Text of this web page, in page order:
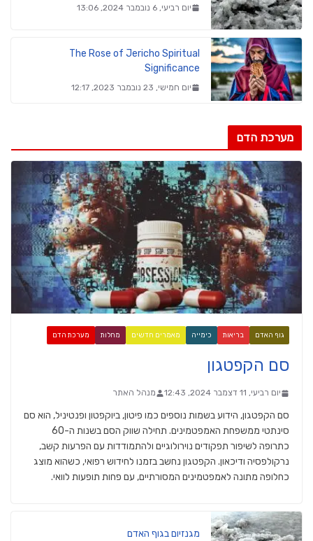
יום רביעי, 6 נובמבר 2024, 13:06
The Rose of Jericho Spiritual
Significance
יום חמישי, 23 נובמבר 2023, 12:17
מערכת הדם
גוף האדם בריאות כימייה מאמרים חדשים מחלות מערכת הדם
סם הקפטגון
יום רביעי, 11 דצמבר 2024, 12:43 מנהל האתר
סם הקפטגון, הידוע בשמות נוספים כמו פיטון, ביוקפטון ופנטיניל, הוא סם
סינתטי ממשפחת האמפטמינים. תחילה שווק הסם בשנות ה-60
כתרופה לשיפור תפקודים נוירולוגיים ולהתמודדות עם הפרעות קשב,
נרקולפסיה ודיכאון. הקפטגון נחשב בזמנו לחידוש רפואי, כשהוא מוצג
כחלופה מתונה לאמפטמינים המסורתיים, עם פחות תופעות לוואי.
מגנזיום בגוף האדם